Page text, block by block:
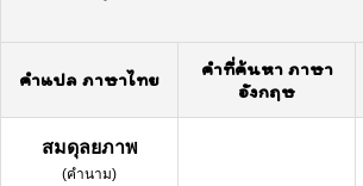
คำแปล ภาษาไทย
คำที่ค้นหา ภาษา
อังกฤษ
สมดุลยภาพ
(คำนาม)